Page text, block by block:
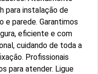
para instalação de
parede. Garantimos
eficiente e com
cuidando de toda a
Profissionais
para atender. Ligue